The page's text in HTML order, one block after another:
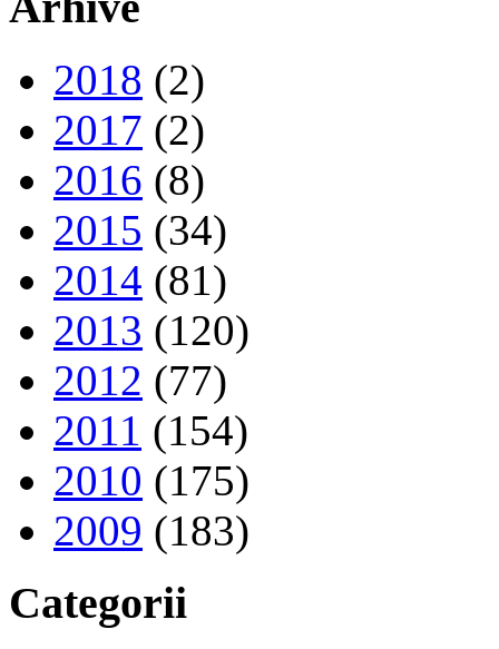
2018 (2)
2017 (2)
2016 (8)
2015 (34)
2014 (81)
2013 (120)
2012 (77)
2011 (154)
2010 (175)
2009 (183)
Categorii